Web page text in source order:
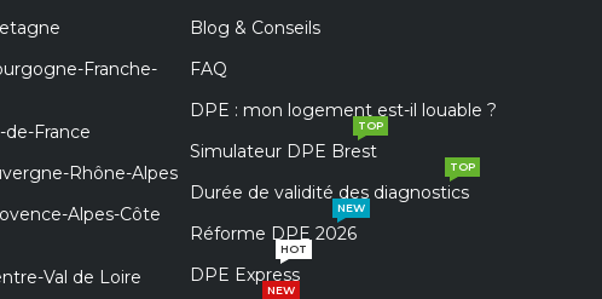
Franche-
France
Rhône-Alpes
Alpes-Côte
Val de Loire
Blog & Conseils
FAQ
DPE : mon logement est-il louable ?
Simulateur DPE Brest
TOP
Durée de validité des diagnostics
TOP
Réforme DPE 2026
NEW
DPE Express
HOT
NEW